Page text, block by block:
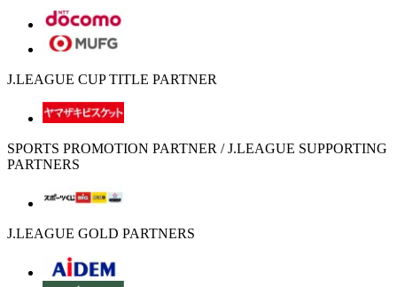
J.LEAGUE CUP TITLE PARTNER
SPORTS PROMOTION PARTNER / J.LEAGUE SUPPORTING
PARTNERS
J.LEAGUE GOLD PARTNERS